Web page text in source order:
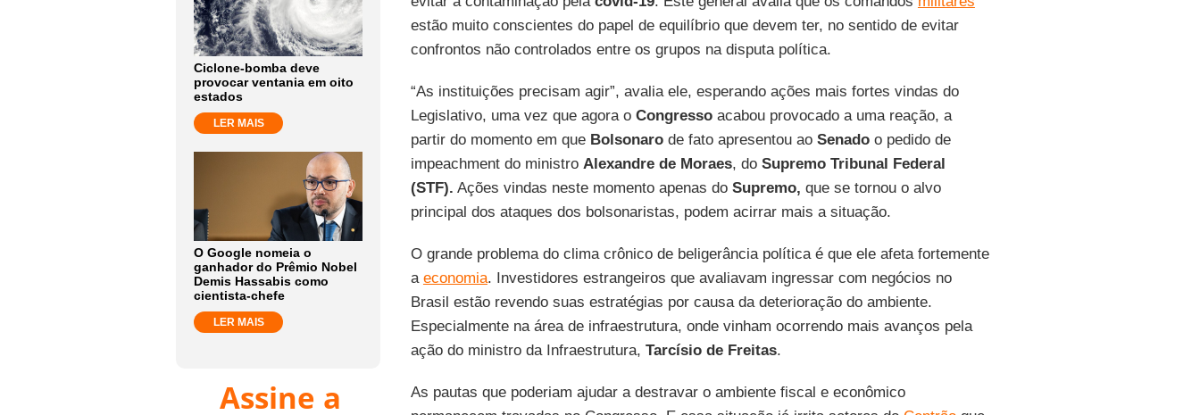
Ciclone-bomba deve
provocar ventania em oito
estados
LER MAIS
O Google nomeia o
ganhador do Prêmio Nobel
Demis Hassabis como
cientista-chefe
LER MAIS
Assine a
estão muito conscientes do papel de equilíbrio que devem ter, no sentido de evitar
confrontos não controlados entre os grupos na disputa política.
“As instituições precisam agir”, avalia ele, esperando ações mais fortes vindas do
Legislativo, uma vez que agora o Congressoacabou provocado a uma reação, a
partir do momento em que Bolsonarode fato apresentou ao Senadoo pedido de
impeachment do ministro Alexandre de Moraes, do Supremo Tribunal Federal
(STF). Ações vindas neste momento apenas do Supremo, que se tornou o alvo
principal dos ataques dos bolsonaristas, podem acirrar mais a situação.
O grande problema do clima crônico de beligerância política é que ele afeta fortemente
a economia. Investidores estrangeiros que avaliavam ingressar com negócios no
Brasil estão revendo suas estratégias por causa da deterioração do ambiente.
Especialmente na área de infraestrutura, onde vinham ocorrendo mais avanços pela
ação do ministro da Infraestrutura, Tarcísio de Freitas.
As pautas que poderiam ajudar a destravar o ambiente fiscal e econômico